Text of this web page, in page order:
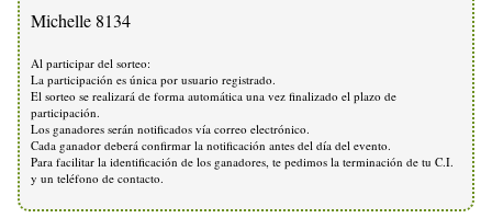
Michelle 8134
Al participar del sorteo:
La participación es única por usuario registrado.
El sorteo se realizará de forma automática una vez finalizado el plazo de
participación.
Los ganadores serán notificados vía correo electrónico.
Cada ganador deberá confirmar la notificación antes del día del evento.
Para facilitar la identificación de los ganadores, te pedimos la terminación de tu C.I.
y un teléfono de contacto.